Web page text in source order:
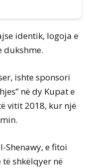
identik, logoja e
dukshme.
ishte sponsori
në dy Kupat e
vitit 2018, kur një
Shenawy, e fitoi
shkëlqyer në